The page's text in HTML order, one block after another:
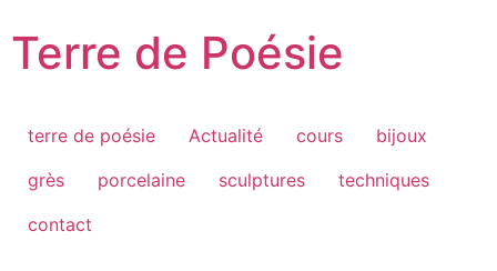
au
contenu
Terre de Poésie
terre de poésie Actualité cours
bijoux
grès
porcelaine sculptures
techniques
contact